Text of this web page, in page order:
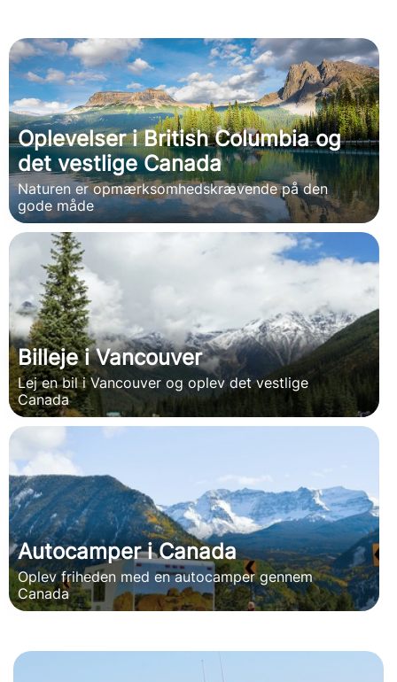
Oplevelser i British Columbia og
det vestlige Canada
Naturen er opmærksomhedskrævende på den
gode måde
Billeje i Vancouver
Lej en bil i Vancouver og oplev det vestlige
Canada
Autocamper i Canada
Oplev friheden med en autocamper gennem
Canada